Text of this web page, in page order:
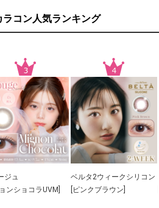
ラコン人気ランキング
ジュ
ンショコラUVM]
ベルタ2ウィークシリコン
[ピンクブラウン]